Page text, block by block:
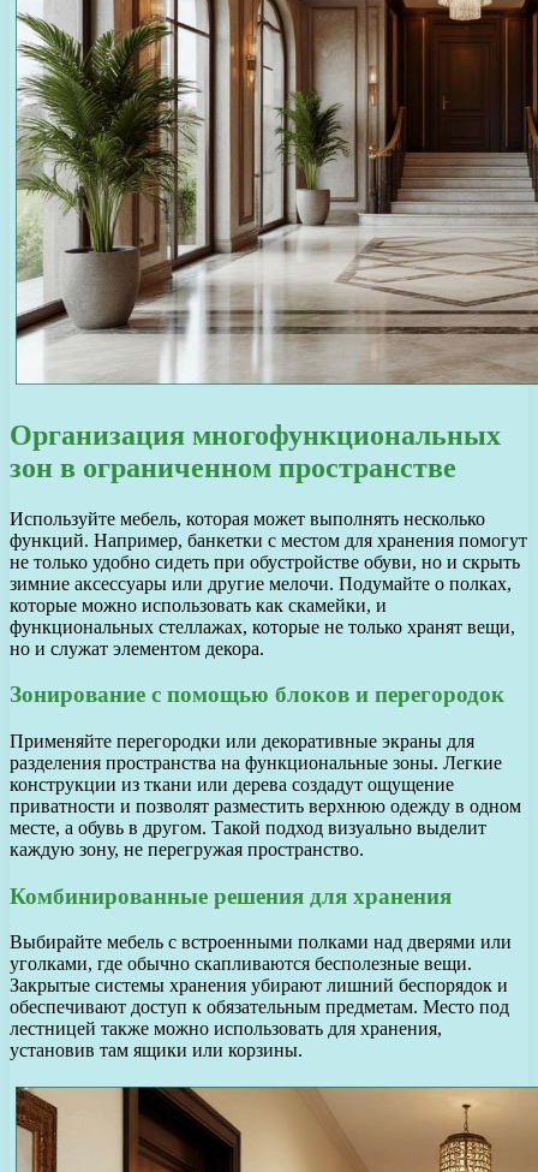
Организация многофункциональных
зон в ограниченном пространстве
Используйте мебель, которая может выполнять несколько
функций. Например, банкетки с местом для хранения помогут
не только удобно сидеть при обустройстве обуви, но и скрыть
зимние аксессуары или другие мелочи. Подумайте о полках,
которые можно использовать как скамейки, и
функциональных стеллажах, которые не только хранят вещи,
но и служат элементом декора.
Зонирование с помощью блоков и перегородок
Применяйте перегородки или декоративные экраны для
разделения пространства на функциональные зоны. Легкие
конструкции из ткани или дерева создадут ощущение
приватности и позволят разместить верхнюю одежду в одном
месте, а обувь в другом. Такой подход визуально выделит
каждую зону, не перегружая пространство.
Комбинированные решения для хранения
Выбирайте мебель с встроенными полками над дверями или
уголками, где обычно скапливаются бесполезные вещи.
Закрытые системы хранения убирают лишний беспорядок и
обеспечивают доступ к обязательным предметам. Место под
лестницей также можно использовать для хранения,
установив там ящики или корзины.